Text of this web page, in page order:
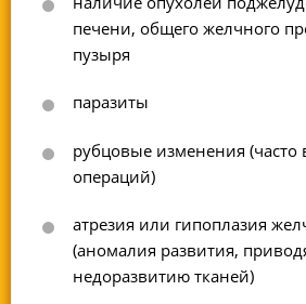
печени, общего желчного
пузыря
паразиты
рубцовые изменения (часто
операций)
атрезия или гипоплазия
(аномалия развития,
недоразвитию тканей)